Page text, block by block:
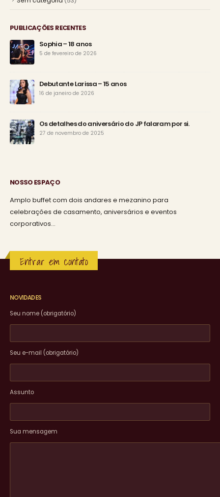
PUBLICAÇÕES RECENTES
Sophia – 18 anos
5 de fevereiro de 2026
Debutante Larissa – 15 anos
16 de janeiro de 2026
Os detalhes do aniversário do JP falaram por si.
27 de novembro de 2025
NOSSO ESPAÇO
Amplo buffet com dois andares e mezanino para
celebrações de casamento, aniversários e eventos
corporativos…
Entrar em contato
NOVIDADES
Seu nome (obrigatório)
Seu e-mail (obrigatório)
Assunto
Sua mensagem